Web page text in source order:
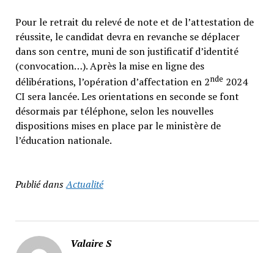
Pour le retrait du relevé de note et de l’attestation de
réussite, le candidat devra en revanche se déplacer
dans son centre, muni de son justificatif d’identité
(convocation…). Après la mise en ligne des
délibérations, l’opération d’affectation en 2nde 2024
CI sera lancée. Les orientations en seconde se font
désormais par téléphone, selon les nouvelles
dispositions mises en place par le ministère de
l’éducation nationale.
Publié dansActualité
Valaire S